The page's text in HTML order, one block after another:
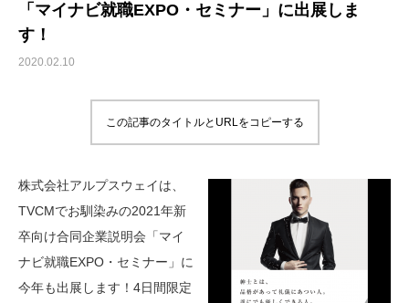
「マイナビ就職EXPO・セミナー」に出展しま
す！
2020.02.10
この記事のタイトルとURLをコピーする
株式会社アルプスウェイは、
TVCMでお馴染みの2021年新
卒向け合同企業説明会「マイ
ナビ就職EXPO・セミナー」に
今年も出展します！4日間限定